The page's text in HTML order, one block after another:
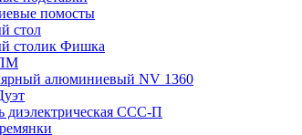
помосты
стол
столик Фишка
алюминиевый NV 1360
диэлектрическая ССС-П